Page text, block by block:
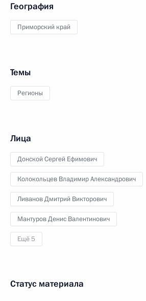
География
Приморский край
Темы
Регионы
Лица
Донской Сергей Ефимович
Колокольцев Владимир Александрович
Ливанов Дмитрий Викторович
Мантуров Денис Валентинович
Ещё 5
Статус материала